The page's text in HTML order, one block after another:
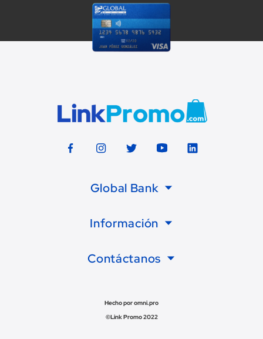
Global Bank
Información
Contáctanos
Hecho por omni.pro
©Link Promo 2022